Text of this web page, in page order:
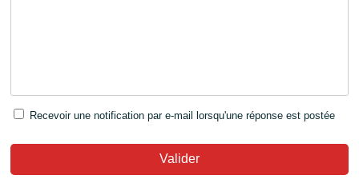
Recevoir une notification par e-mail lorsqu'une réponse est postée
Valider